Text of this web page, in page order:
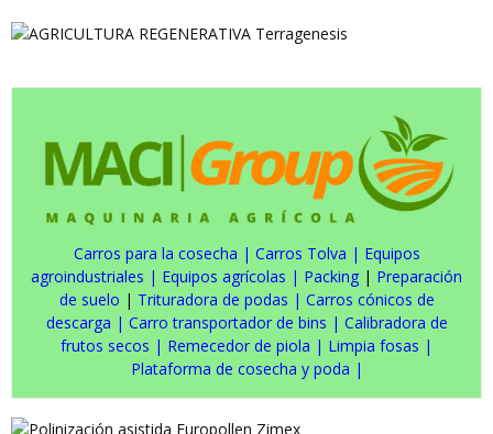
Carros para la cosecha | Carros Tolva | Equipos
agroindustriales | Equipos agrícolas | Packing | Preparación
de suelo | Trituradora de podas | Carros cónicos de
descarga | Carro transportador de bins | Calibradora de
frutos secos | Remecedor de piola | Limpia fosas |
Plataforma de cosecha y poda |